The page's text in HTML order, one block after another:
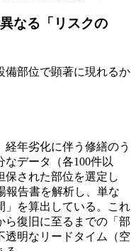
なる「リスクの
備部位で顕著に現れるか
年劣化に伴う修繕のう
データ（各100件以
保された部位を選定し
報告書を解析し、単な
」を算出している。これ
ら復旧に至るまでの「部
透明なリードタイム（空